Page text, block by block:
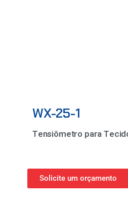
WX-25-1
Tensiômetro para
Solicite um orçamento